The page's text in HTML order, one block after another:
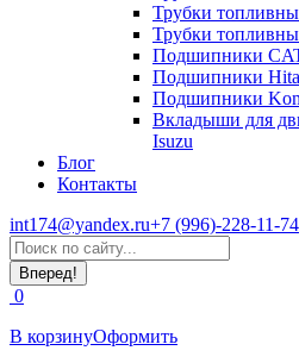
Трубки
Трубки
Подшипники
Подшипники
Подшипники
Вкладыши для
Isuzu
Блог
Контакты
int174@yandex.ru+7 (996)-228-11-74
Страница
WhatsApp
открывается
в
новом
окне
Поиск:
0
В корзинуОформить